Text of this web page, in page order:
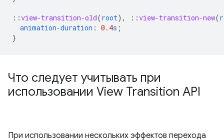
::view-transition-old(root), ::view-transition-new(
animation-duration : 0.4s ;
}
Что следует учитывать при
использовании View Transition API
При использовании нескольких эффектов перехода